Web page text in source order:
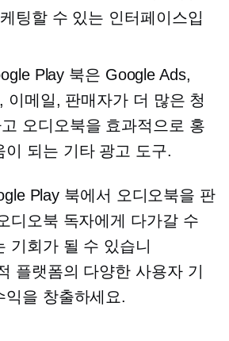
팅할 수 있는 인터페이스입
Play 북은 Google Ads,
이메일, 판매자가 더 많은 청
오디오북을 효과적으로 홍
이 되는 기타 광고 도구.
Play 북에서 오디오북을 판
디오북 독자에게 다가갈 수
기회가 될 수 있습니
플랫폼의 다양한 사용자 기
익을 창출하세요.